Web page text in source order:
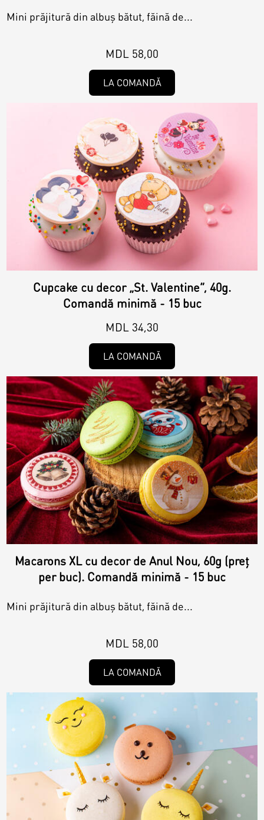
Mini prăjitură din albuș bătut, făină de...
MDL 58,00
LA COMANDĂ
Cupcake cu decor „St. Valentine”, 40g.
Comandă minimă - 15 buc
MDL 34,30
LA COMANDĂ
Macarons XL cu decor de Anul Nou, 60g (preț
per buc). Comandă minimă - 15 buc
Mini prăjitură din albuș bătut, făină de...
MDL 58,00
LA COMANDĂ